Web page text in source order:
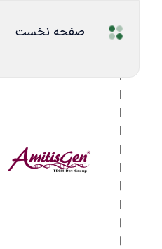
صفحه نخست